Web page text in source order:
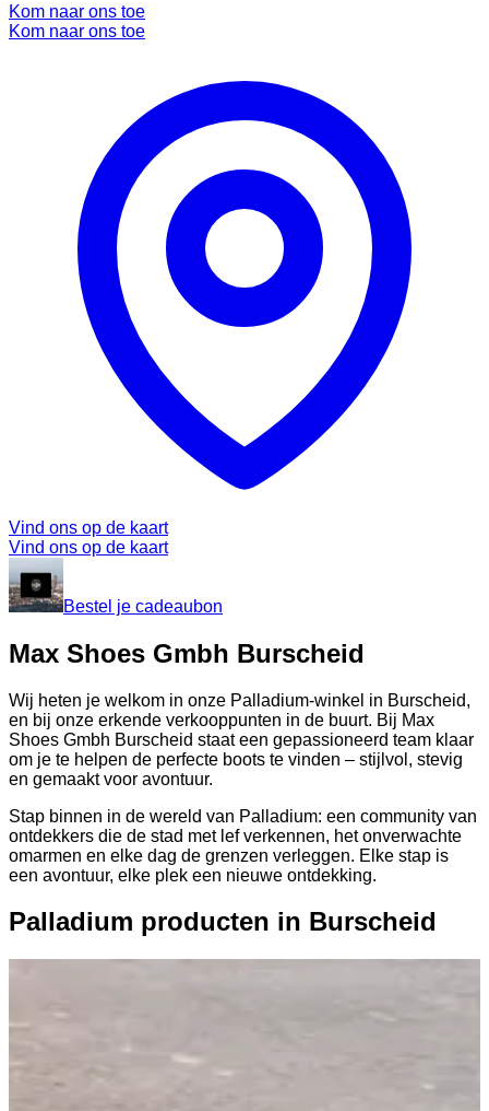
Kom naar ons toe
Kom naar ons toe
Vind ons op de kaart
Vind ons op de kaart
Bestel je cadeaubon
Max Shoes Gmbh Burscheid
Wij heten je welkom in onze Palladium-winkel in Burscheid,
en bij onze erkende verkooppunten in de buurt. Bij Max
Shoes Gmbh Burscheid staat een gepassioneerd team klaar
om je te helpen de perfecte boots te vinden – stijlvol, stevig
en gemaakt voor avontuur.
Stap binnen in de wereld van Palladium: een community van
ontdekkers die de stad met lef verkennen, het onverwachte
omarmen en elke dag de grenzen verleggen. Elke stap is
een avontuur, elke plek een nieuwe ontdekking.
Palladium producten in Burscheid